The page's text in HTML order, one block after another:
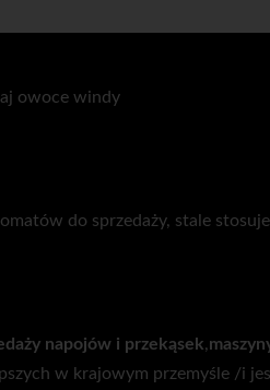
owoce windy
do sprzedaży, stale
napojów i przekąsek,
w krajowym przemyśle /i